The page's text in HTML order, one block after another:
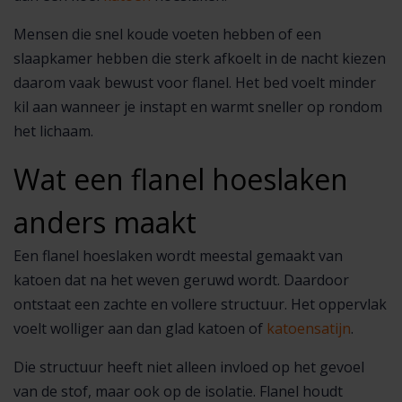
Mensen die snel koude voeten hebben of een
slaapkamer hebben die sterk afkoelt in de nacht kiezen
daarom vaak bewust voor flanel. Het bed voelt minder
kil aan wanneer je instapt en warmt sneller op rondom
het lichaam.
Wat een flanel hoeslaken
anders maakt
Een flanel hoeslaken wordt meestal gemaakt van
katoen dat na het weven geruwd wordt. Daardoor
ontstaat een zachte en vollere structuur. Het oppervlak
voelt wolliger aan dan glad katoen of katoensatijn.
Die structuur heeft niet alleen invloed op het gevoel
van de stof, maar ook op de isolatie. Flanel houdt